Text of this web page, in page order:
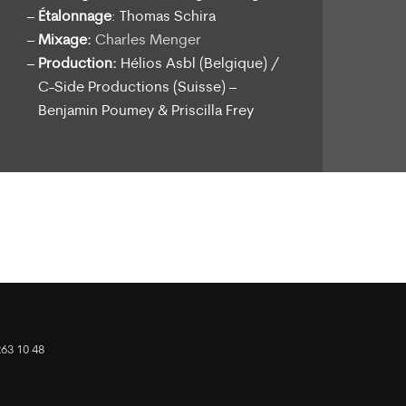
Étalonnage: Thomas Schira
Mixage: Charles Menger
Production: Hélios Asbl (Belgique) /
C-Side Productions (Suisse) –
Benjamin Poumey & Priscilla Frey
10 48